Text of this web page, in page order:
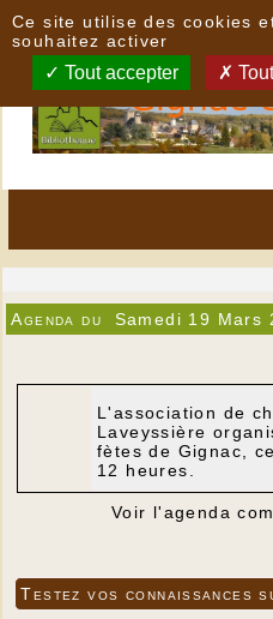
Agenda du Samedi 19 Mars
L'association de
Laveyssière
fètes de Gignac, ce
12 heures.
Voir l'agenda
Testez vos connaissances
Ce site utilise des cookies
souhaitez activer
Tout accepter